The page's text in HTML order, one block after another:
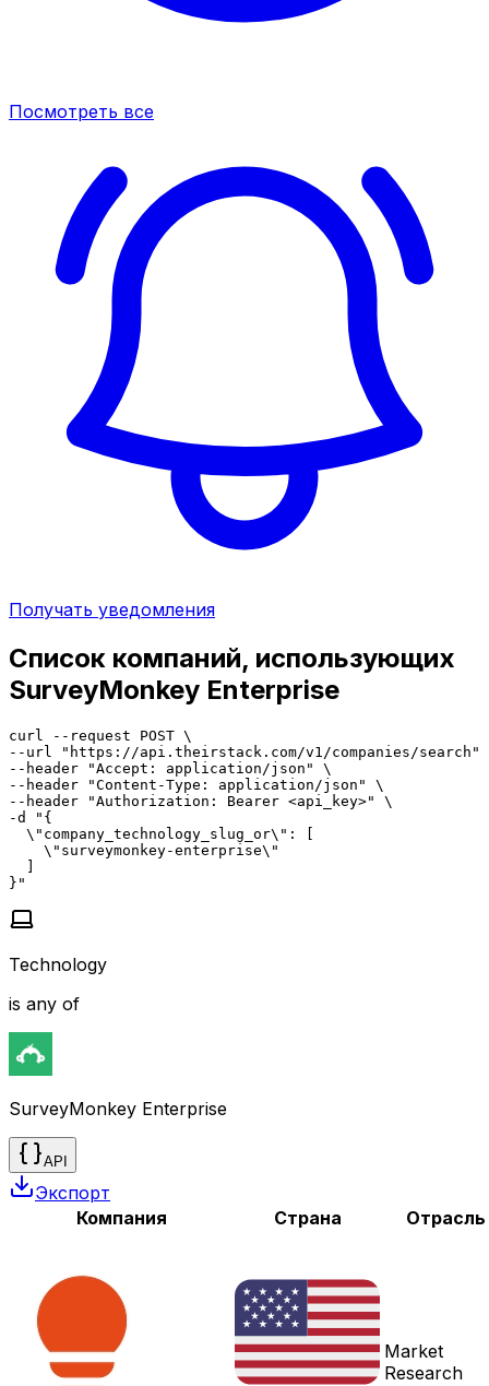
Посмотреть все
Получать уведомления
Список компаний, использующих
SurveyMonkey Enterprise
curl --request POST \
--url "https://api.theirstack.com/v1/companies/search"
--header "Accept: application/json" \
--header "Content-Type: application/json" \
--header "Authorization: Bearer <api_key>" \
-d "{
  \"company_technology_slug_or\": [
    \"surveymonkey-enterprise\"
  ]
}"
Technology
is any of
SurveyMonkey Enterprise
API
Экспорт
Компания
Страна Отрасль
Market
Research